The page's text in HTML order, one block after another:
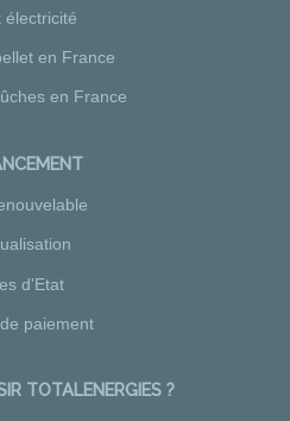
électricité
en France
en France
d'Etat
paiement
TOTALENERGIES ?